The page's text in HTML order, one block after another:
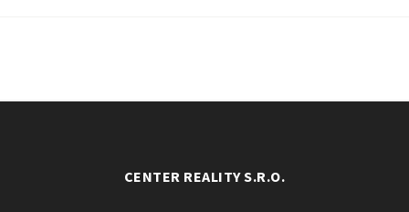
CENTER REALITY S.R.O.